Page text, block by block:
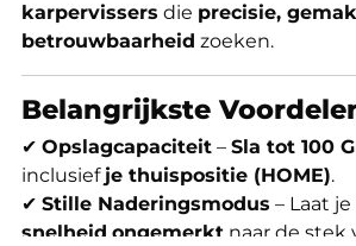
karpervissers die precisie,
betrouwbaarheid zoeken.
Belangrijkste
✔ Opslagcapaciteit – Sla tot 100
inclusief je thuispositie (HOME).
✔ Stille Naderingsmodus – Laat
snelheid ongemerkt naar de stek